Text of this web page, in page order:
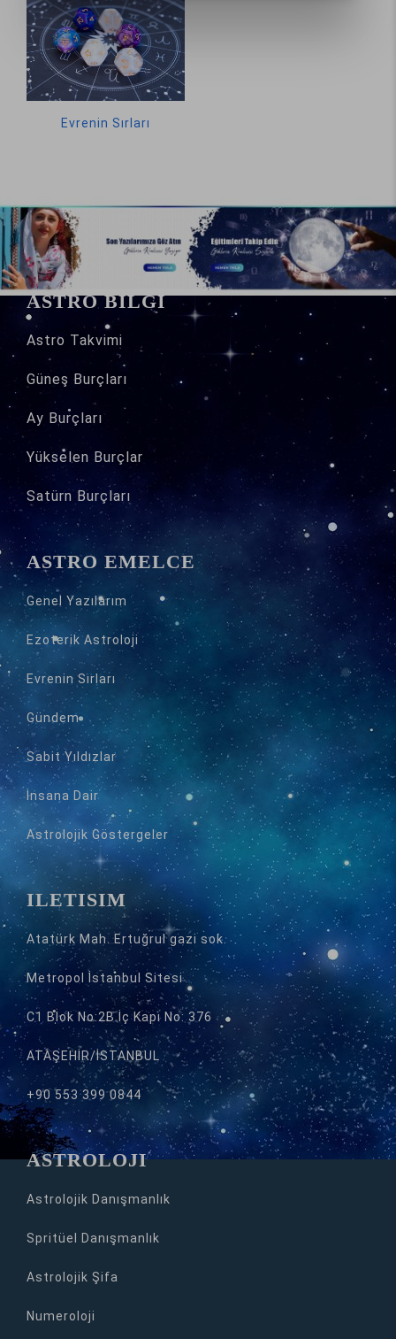
Evrenin Sırları
ASTRO BİLGİ
Astro Takvimi
Güneş Burçları
Ay Burçları
Yükselen Burçlar
Satürn Burçları
ASTRO EMELCE
Genel Yazılarım
Ezoterik Astroloji
Evrenin Sırları
Gündem
Sabit Yıldızlar
İnsana Dair
Astrolojik Göstergeler
İLETİŞİM
Atatürk Mah. Ertuğrul gazi sok.
Metropol İstanbul Sitesi
C1 Blok No:2B İç Kapı No: 376
ATAŞEHİR/İSTANBUL
+90 553 399 0844
ASTROLOJİ
Astrolojik Danışmanlık
Spritüel Danışmanlık
Astrolojik Şifa
Numeroloji